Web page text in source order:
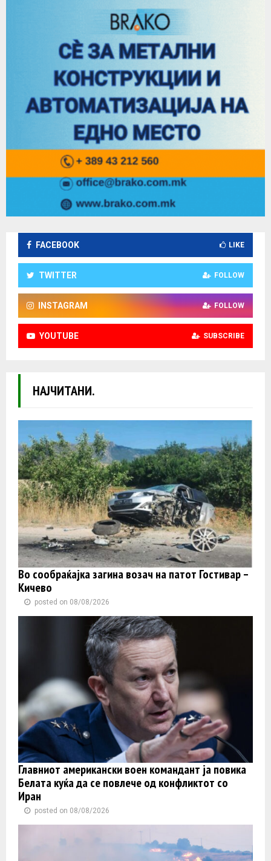
FACEBOOK LIKE
TWITTER FOLLOW
INSTAGRAM FOLLOW
YOUTUBE SUBSCRIBE
НАЈЧИТАНИ.
Во сообраќајка загина возач на патот Гостивар –
Кичево
posted on 08/08/2026
Главниот американски воен командант ја повика
Белата куќа да се повлече од конфликтот со
Иран
posted on 08/08/2026